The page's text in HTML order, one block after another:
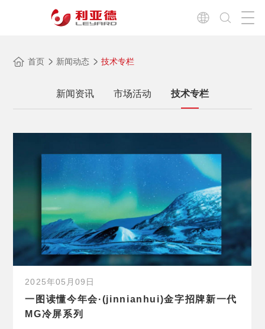
首页 新闻动态 技术专栏
新闻资讯 市场活动 技术专栏
2025年05月09日
一图读懂今年会·(jinnianhui)金字招牌新一代
MG冷屏系列